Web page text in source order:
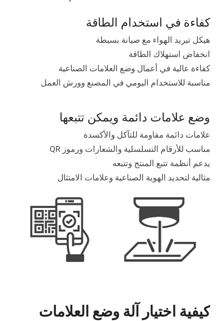
كفاءة في استخدام الطاقة
هيكل تبريد الهواء مع صيانة بسيطة
انخفاض استهلاك الطاقة
كفاءة عالية في أعمال وضع العلامات الصناعية
مناسبة للاستخدام اليومي في المصنع وورش العمل
وضع علامات دائمة ويمكن تتبعها
علامات دائمة مقاومة للتآكل والأكسدة
مناسب للأرقام التسلسلية والشعارات ورموز QR
يدعم أنظمة تتبع المنتج وتتبعه
مثالية لتحديد الهوية الصناعية وعلامات الامتثال
كيفية اختيار آلة وضع العلامات